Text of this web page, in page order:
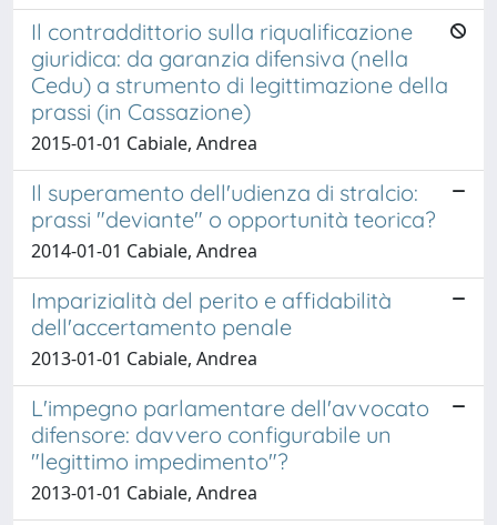
Il contraddittorio sulla riqualificazione
giuridica: da garanzia difensiva (nella
Cedu) a strumento di legittimazione della
prassi (in Cassazione)
2015-01-01 Cabiale, Andrea
Il superamento dell'udienza di stralcio:
prassi "deviante" o opportunità teorica?
2014-01-01 Cabiale, Andrea
Imparizialità del perito e affidabilità
dell'accertamento penale
2013-01-01 Cabiale, Andrea
L'impegno parlamentare dell'avvocato
difensore: davvero configurabile un
"legittimo impedimento"?
2013-01-01 Cabiale, Andrea